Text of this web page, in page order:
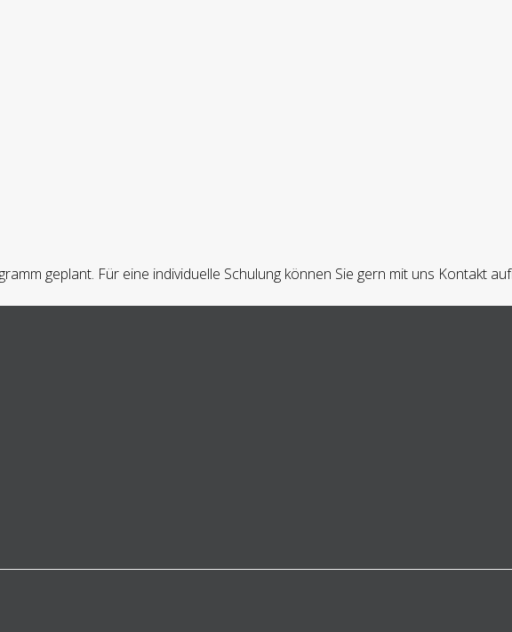
geplant. Für eine individuelle Schulung können Sie gern mit uns Kontakt